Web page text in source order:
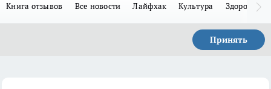
Книга отзывов Все новости Лайфхак Культура Здоровье
Принять